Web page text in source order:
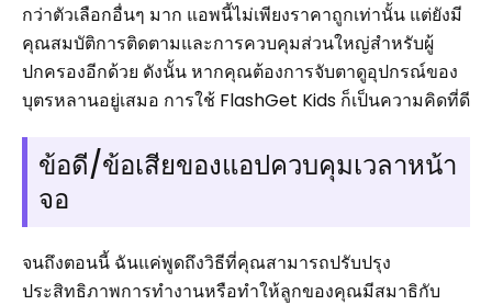
กว่าตัวเลือกอื่นๆ มาก แอพนี้ไม่เพียงราคาถูกเท่านั้น แต่ยังมี
คุณสมบัติการติดตามและการควบคุมส่วนใหญ่สำหรับผู้
ปกครองอีกด้วย ดังนั้น หากคุณต้องการจับตาดูอุปกรณ์ของ
บุตรหลานอยู่เสมอ การใช้ FlashGet Kids ก็เป็นความคิดที่ดี
ข้อดี/ข้อเสียของแอปควบคุมเวลาหน้า
จอ
จนถึงตอนนี้ ฉันแค่พูดถึงวิธีที่คุณสามารถปรับปรุง
ประสิทธิภาพการทำงานหรือทำให้ลูกของคุณมีสมาธิกับ